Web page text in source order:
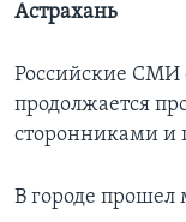
Астрахань
Российские СМИ
продолжается
сторонниками и
В городе прошел